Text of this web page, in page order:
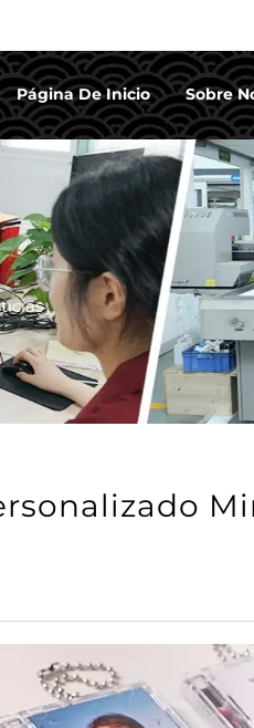
Página De Inicio Sobre